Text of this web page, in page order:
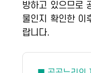
방하고 있으므로
물인지 확인한 이
랍니다.